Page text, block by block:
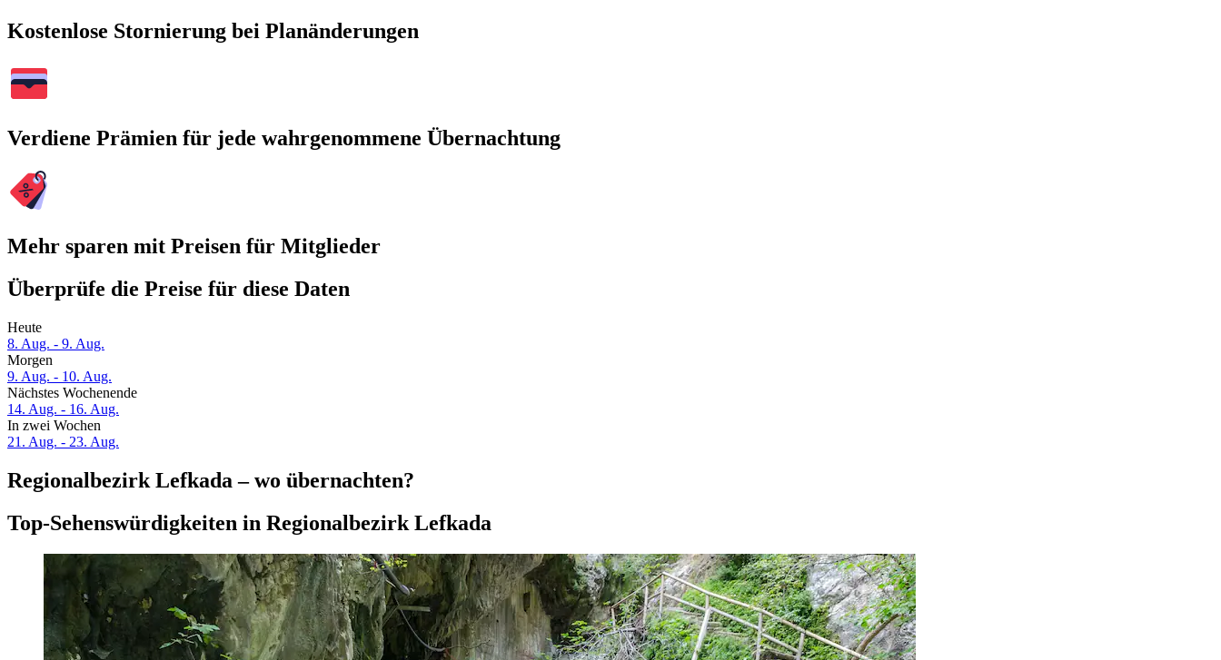
Kostenlose Stornierung bei Planänderungen
Verdiene Prämien für jede wahrgenommene Übernachtung
Mehr sparen mit Preisen für Mitglieder
Überprüfe die Preise für diese Daten
Heute
8. Aug. - 9. Aug.
Morgen
9. Aug. - 10. Aug.
Nächstes Wochenende
14. Aug. - 16. Aug.
In zwei Wochen
21. Aug. - 23. Aug.
Regionalbezirk Lefkada – wo übernachten?
Top-Sehenswürdigkeiten in Regionalbezirk Lefkada